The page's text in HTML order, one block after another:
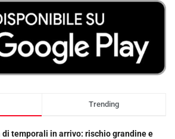
Trending
di temporali in arrivo: rischio grandine e